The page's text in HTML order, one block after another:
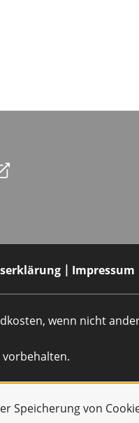
Speicherung von
Impressum
wenn nicht
vorbehalten.